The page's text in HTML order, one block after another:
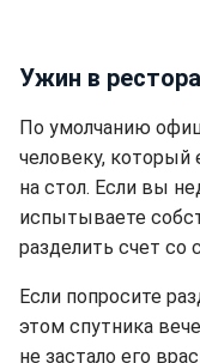
Ужин в
По умолчанию
человеку, который
на стол. Если вы
испытываете
разделить счет со
Если попросите
этом спутника
не застало его